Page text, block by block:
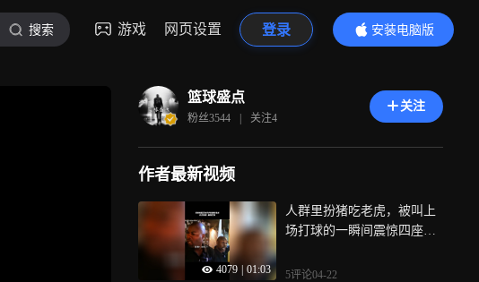
搜索 游戏 网页设置 登录
安装电脑版
内容更精彩
篮球盛点
粉丝3544 | 关注4
关注
作者最新视频
4079 01:03
人群里扮猪吃老虎，被叫上
场打球的一瞬间震惊四座，
5评论04-22